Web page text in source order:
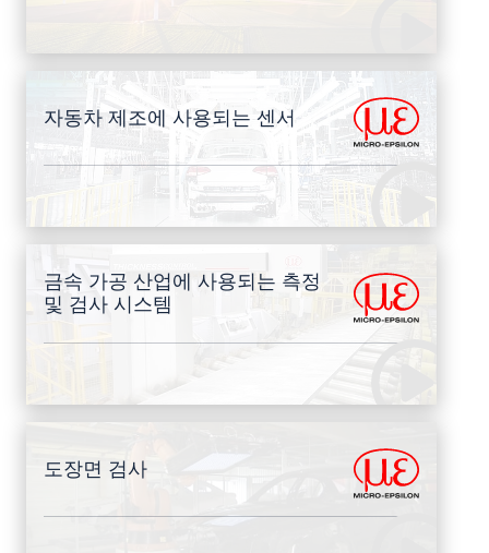
자동차 제조에 사용되는 센서
금속 가공 산업에 사용되는 측정
및 검사 시스템
도장면 검사